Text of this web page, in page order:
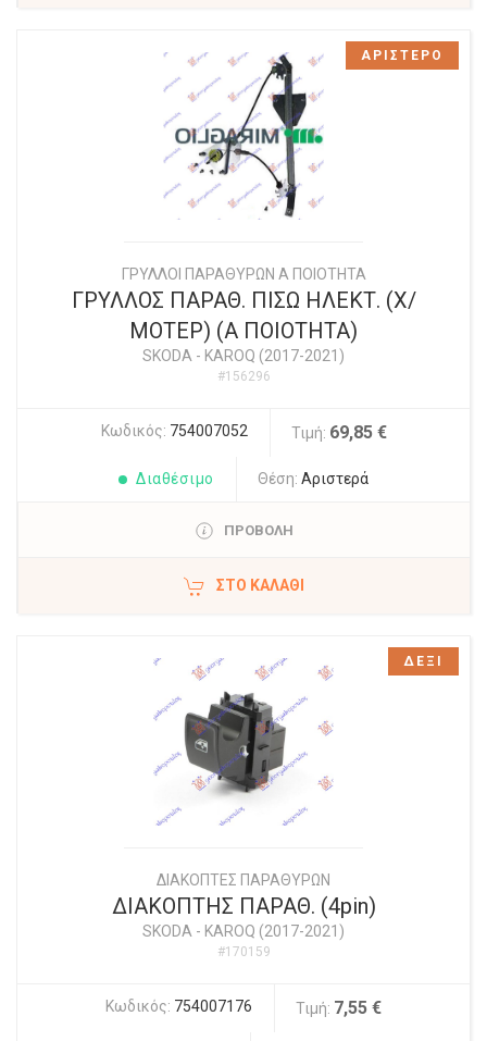
ΓΡΥΛΛΟΙ ΠΑΡΑΘΥΡΩΝ Α ΠΟΙΟΤΗΤΑ
ΓΡΥΛΛΟΣ ΠΑΡΑΘ. ΠΙΣΩ ΗΛΕΚΤ. (Χ/
ΜΟΤΕΡ) (Α ΠΟΙΟΤΗΤΑ)
SKODA - KAROQ (2017-2021)
#156296
Κωδικός: 754007052 Τιμή: 69,85 €
Διαθέσιμο Θέση: Αριστερά
ΠΡΟΒΟΛΗ
ΣΤΟ ΚΑΛΆΘΙ
ΑΡΙΣΤΕΡΟ
ΔΙΑΚΟΠΤΕΣ ΠΑΡΑΘΥΡΩΝ
ΔΙΑΚΟΠΤΗΣ ΠΑΡΑΘ. (4pin)
SKODA - KAROQ (2017-2021)
#170159
Κωδικός: 754007176 Τιμή: 7,55 €
ΔΕΞΙ